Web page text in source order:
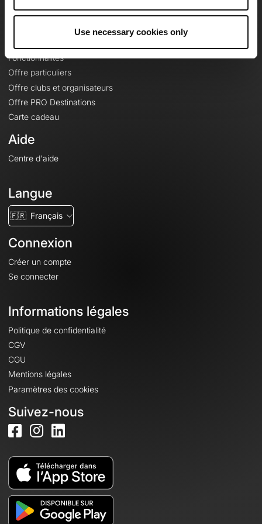
Use necessary cookies only
Fonctionnalités
Offre particuliers
Offre clubs et organisateurs
Offre PRO Destinations
Carte cadeau
Aide
Centre d'aide
Langue
🇫🇷 Français
Connexion
Créer un compte
Se connecter
Informations légales
Politique de confidentialité
CGV
CGU
Mentions légales
Paramètres des cookies
Suivez-nous